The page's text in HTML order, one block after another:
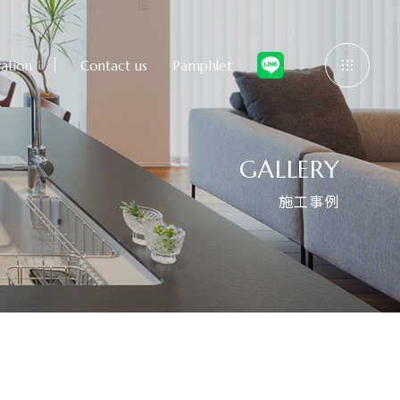
Contact us Pamphlet
GALLERY
施工事例